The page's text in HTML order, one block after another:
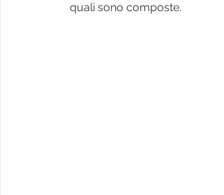
quali sono composte.